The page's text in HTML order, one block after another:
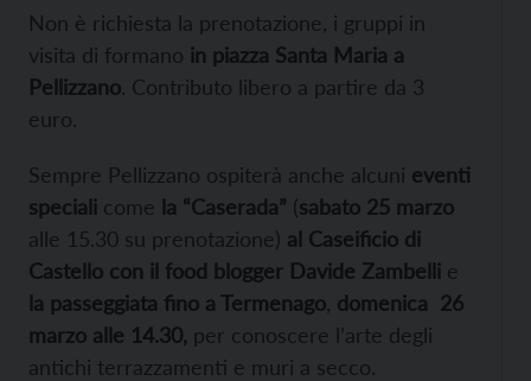
Non è richiesta la prenotazione, i gruppi in
visita di formano in piazza Santa Maria a
Pellizzano. Contributo libero a partire da 3
euro.
Sempre Pellizzano ospiterà anche alcuni eventi
speciali come la “Caserada” (sabato 25 marzo
alle 15.30 su prenotazione) al Caseificio di
Castello con il food blogger Davide Zambelli e
la passeggiata fino a Termenago domenica 26
marzo alle 14.30, per conoscere l’arte degli
antichi terrazzamenti e muri a secco.